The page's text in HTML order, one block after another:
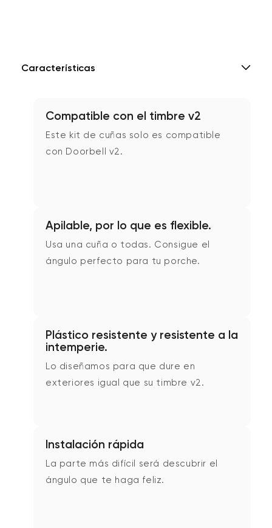
Características
Compatible con el timbre v2
Este kit de cuñas solo es compatible
con Doorbell v2.
Apilable, por lo que es flexible.
Usa una cuña o todas. Consigue el
ángulo perfecto para tu porche.
Plástico resistente y resistente a la
intemperie.
Lo diseñamos para que dure en
exteriores igual que su timbre v2.
Instalación rápida
La parte más difícil será descubrir el
ángulo que te haga feliz.